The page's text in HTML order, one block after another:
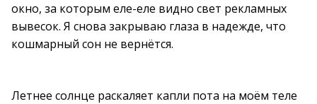
окно, за которым еле-еле видно свет рекламных
вывесок. Я снова закрываю глаза в надежде, что
кошмарный сон не вернётся.
Летнее солнце раскаляет капли пота на моём теле